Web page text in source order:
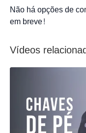
Não há opções de
em breve!
Vídeos